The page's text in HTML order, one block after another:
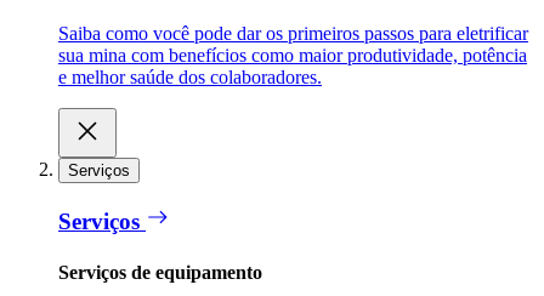
Saiba como você pode dar os primeiros passos para eletrificar
sua mina com benefícios como maior produtividade, potência
e melhor saúde dos colaboradores.
Serviços
Serviços
Serviços de equipamento